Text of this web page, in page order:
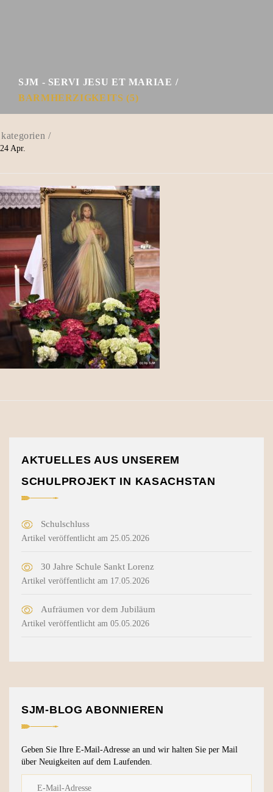
SJM - SERVI JESU ET MARIAE
BARMHERZIGKEITS (5)
24 Apr.
AKTUELLES AUS UNSEREM
SCHULPROJEKT IN KASACHSTAN
Schulschluss
Artikel veröffentlicht am 25.05.2026
30 Jahre Schule Sankt Lorenz
Artikel veröffentlicht am 17.05.2026
Aufräumen vor dem Jubiläum
Artikel veröffentlicht am 05.05.2026
SJM-BLOG ABONNIEREN
Geben Sie Ihre E-Mail-Adresse an und wir halten Sie per Mail
über Neuigkeiten auf dem Laufenden.